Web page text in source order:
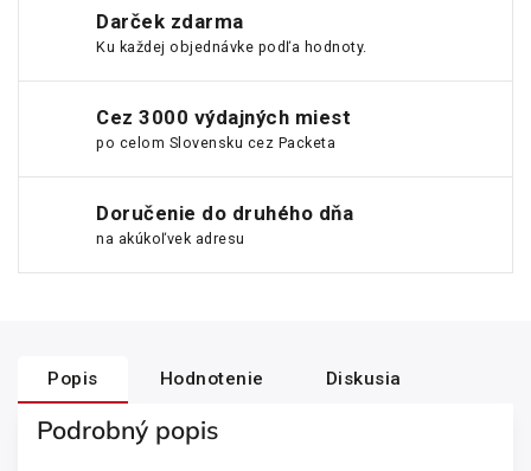
Darček zdarma
Ku každej objednávke podľa hodnoty.
Cez 3000 výdajných miest
po celom Slovensku cez Packeta
Doručenie do druhého dňa
na akúkoľvek adresu
Popis Hodnotenie Diskusia
Podrobný popis